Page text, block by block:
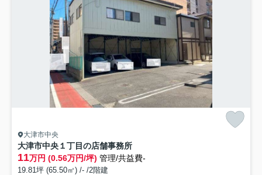
大津市中央
大津市中央１丁目の店舗事務所
11万円 (0.56万円/坪) 管理/共益費-
19.81坪 (65.50㎡) /- /2階建